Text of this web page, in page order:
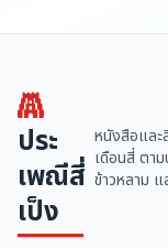
ประ
เพณีสี่
เป็ง
หนังสือและ
เดือนสี่ ตา
ข้าวหลาม แ